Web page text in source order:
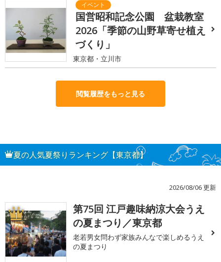
国営昭和記念公園 盆栽教室
2026「季節の山野草寄せ植え
づくり」
東京都・立川市
閲覧履歴をもっと見る
夏の人気夏祭りランキング【東京都】
2026/08/06 更新
1
第75回 江戸趣味納涼大会うえ
の夏まつり／東京都
老若男女問わず家族みんなで楽しめるうえ
の夏まつり